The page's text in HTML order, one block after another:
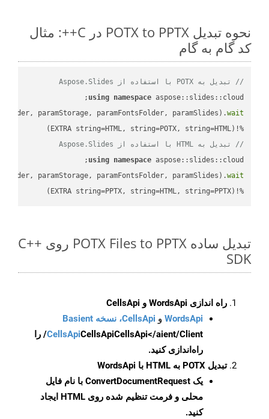
نحوه تبدیل POTX to PPTX در C++: مثال
کد گام به گام
// تبدیل به POTX با استفاده از Aspose.Slides
using namespace
paramStorage, paramFontsFolder, paramSlides).wait
%!(EXTRA string=HTML, string=POTX, string=HTML)
// تبدیل به HTML با استفاده از Aspose.Slides
using namespace
paramStorage, paramFontsFolder, paramSlides).wait
%!(EXTRA string=PPTX, string=HTML, string=PPTX)
تبدیل ساده POTX Files to PPTX روی C++
SDK
راه اندازی WordsApi و CellsApi
WordsApi و CellsApi، نسخه Basient
CellsApiCellsApi
CellsApi</aient/Client/ را
راه‌اندازی کنید.
تبدیل POTX به HTML با WordsApi
یک ConvertDocumentRequest با نام فایل
محلی و فرمت تنظیم شده روی HTML ایجاد
کنید.